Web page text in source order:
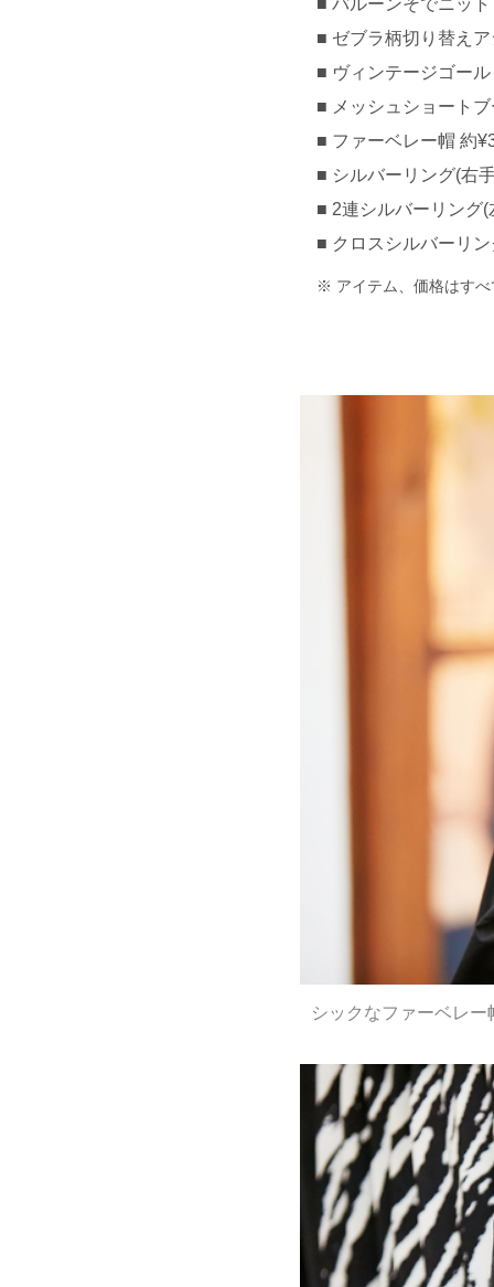
バルーンそでニッ
ゼブラ柄切り替え
ヴィンテージゴー
メッシュショート
ファーベレー帽 約
シルバーリング(右
2連シルバーリング
クロスシルバーリ
アイテム、価格はす
シックなファーベレ